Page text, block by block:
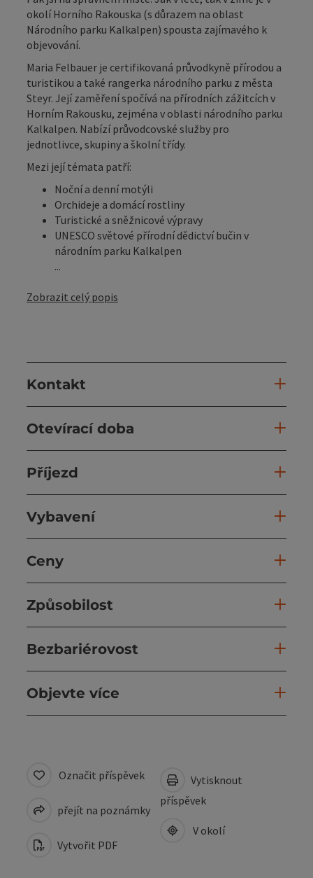
okolí Horního Rakouska (s důrazem na oblast
Národního parku Kalkalpen) spousta zajímavého k
objevování.
Maria Felbauer je certifikovaná průvodkyně přírodou a
turistikou a také rangerka národního parku z města
Steyr. Její zaměření spočívá na přírodních zážitcích v
Horním Rakousku, zejména v oblasti národního parku
Kalkalpen. Nabízí průvodcovské služby pro
jednotlivce, skupiny a školní třídy.
Mezi její témata patří:
Noční a denní motýli
Orchideje a domácí rostliny
Turistické a sněžnicové výpravy
UNESCO světové přírodní dědictví bučin v
národním parku Kalkalpen
...
Zobrazit celý popis
Kontakt
Otevírací doba
Příjezd
Vybavení
Ceny
Způsobilost
Bezbariérovost
Objevte více
Označit příspěvek
přejít na poznámky
Vytvořit PDF
Vytisknout
příspěvek
V okolí